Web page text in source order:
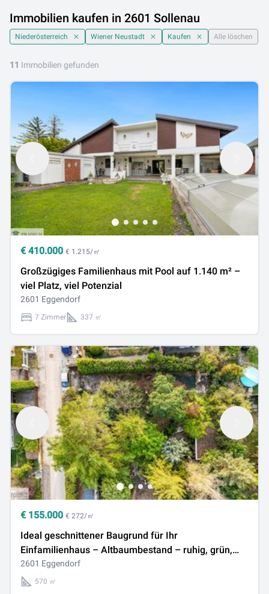
Immobilien kaufen in 2601 Sollenau
Niederösterreich Wiener Neustadt Kaufen Alle löschen
11 Immobilien gefunden
€ 410.000 € 1.215/㎡
Großzügiges Familienhaus mit Pool auf 1.140 m² –
viel Platz, viel Potenzial
2601 Eggendorf
7 Zimmer 337 ㎡
€ 155.000 € 272/㎡
Ideal geschnittener Baugrund für Ihr
Einfamilienhaus – Altbaumbestand – ruhig, grün,
sofort verfügbar
2601 Eggendorf
570 ㎡